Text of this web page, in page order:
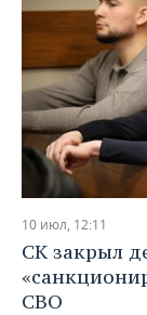
10 июл, 12:11
СК закрыл
СВО